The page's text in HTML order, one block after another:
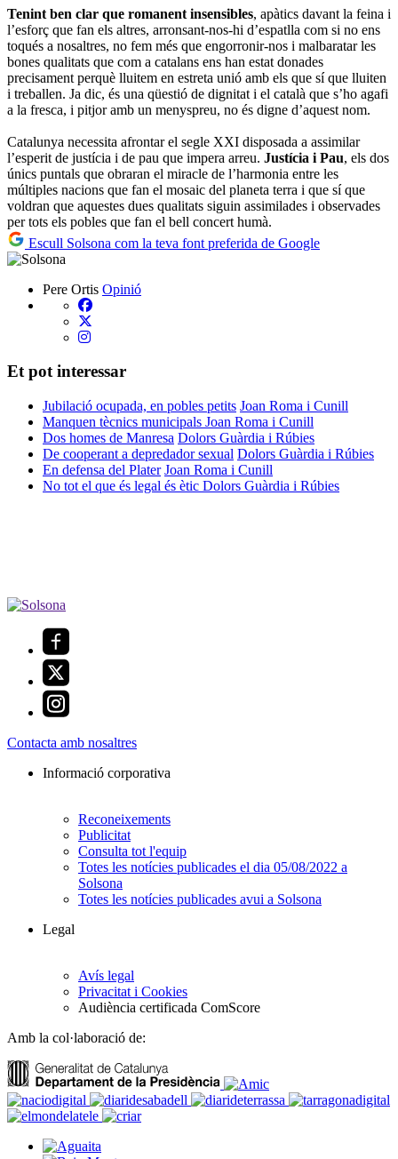
Tenint ben clar que romanent insensibles, apàtics davant la feina i
l’esforç que fan els altres, arronsant-nos-hi d’espatlla com si no ens
toqués a nosaltres, no fem més que engorronir-nos i malbaratar les
bones qualitats que com a catalans ens han estat donades
precisament perquè lluitem en estreta unió amb els que sí que lluiten
i treballen. Ja dic, és una qüestió de dignitat i el català que s’ho agafi
a la fresca, i pitjor amb un menyspreu, no és digne d’aquest nom.
Catalunya necessita afrontar el segle XXI disposada a assimilar
l’esperit de justícia i de pau que impera arreu. Justícia i Pau, els dos
únics puntals que obraran el miracle de l’harmonia entre les
múltiples nacions que fan el mosaic del planeta terra i que sí que
voldran que aquestes dues qualitats siguin assimilades i observades
per tots els pobles que fan el bell concert humà.
Escull Solsona com la teva font preferida de Google
Pere Ortis Opinió
Et pot interessar
Jubilació ocupada, en pobles petits Joan Roma i Cunill
Manquen tècnics municipals Joan Roma i Cunill
Dos homes de Manresa Dolors Guàrdia i Rúbies
De cooperant a depredador sexual Dolors Guàrdia i Rúbies
En defensa del Plater Joan Roma i Cunill
No tot el que és legal és ètic Dolors Guàrdia i Rúbies
Contacta amb nosaltres
Informació corporativa
Reconeixements
Publicitat
Consulta tot l'equip
Totes les notícies publicades el dia 05/08/2022 a
Solsona
Totes les notícies publicades avui a Solsona
Legal
Avís legal
Privacitat i Cookies
Audiència certificada ComScore
Amb la col·laboració de: